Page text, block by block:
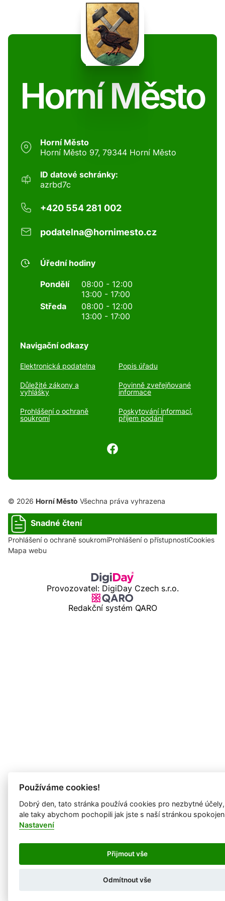
Horní Město
Horní Město
Horní Město 97, 79344 Horní Město
ID datové schránky:
azrbd7c
+420 554 281 002
podatelna@hornimesto.cz
Úřední hodiny
Pondělí
08:00 - 12:00
13:00 - 17:00
Středa
08:00 - 12:00
13:00 - 17:00
Navigační odkazy
Elektronická podatelna Popis úřadu
Důležité zákony a
vyhlášky
Povinně zveřejňované
informace
Prohlášení o ochraně
soukromí
Poskytování informací,
příjem podání
© 2026 Horní Město Všechna práva vyhrazena
Snadné čtení
Prohlášení o ochraně soukromíProhlášení o přístupnostiCookies
Mapa webu
Provozovatel: DigiDay Czech s.r.o.
Redakční systém QARO
Používáme cookies!
Dobrý den, tato stránka používá cookies pro nezbytné účely,
ale taky abychom pochopili jak jste s naší stránkou
Nastavení
Přijmout vše
Odmítnout vše